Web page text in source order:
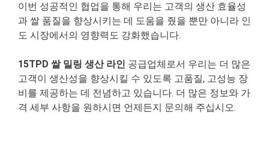
이번 성공적인 협업을 통해 우리는 고객의 생산 효율성
과 쌀 품질을 향상시키는 데 도움을 줬을 뿐만 아니라 인
도 시장에서의 영향력도 강화했습니다.
15TPD 쌀 밀링 생산 라인 공급업체로서 우리는 더 많은
고객이 생산성을 향상시킬 수 있도록 고품질, 고성능 장
비를 제공하는 데 전념하고 있습니다. 더 많은 정보와 가
격 세부 사항을 원하시면 언제든지 문의해 주십시오.